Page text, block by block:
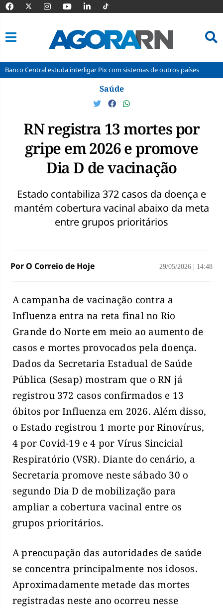
estuda interligar Pix com sistemas de outros países Corinthians
Saúde
RN registra 13 mortes por
gripe em 2026 e promove
Dia D de vacinação
Estado contabiliza 372 casos da doença e
mantém cobertura vacinal abaixo da meta
entre grupos prioritários
Por O Correio de Hoje 29/05/2026 14:48
A campanha de vacinação contra a
Influenza entra na reta final no Rio
Grande do Norte em meio ao aumento de
casos e mortes provocados pela doença.
Dados da Secretaria Estadual de Saúde
Pública (Sesap) mostram que o RN já
registrou 372 casos confirmados e 13
óbitos por Influenza em 2026. Além disso,
o Estado registrou 1 morte por Rinovírus,
4 por Covid-19 e 4 por Vírus Sincicial
Respiratório (VSR). Diante do cenário, a
Secretaria promove neste sábado 30 o
segundo Dia D de mobilização para
ampliar a cobertura vacinal entre os
grupos prioritários.
A preocupação das autoridades de saúde
se concentra principalmente nos idosos.
Aproximadamente metade das mortes
registradas neste ano ocorreu nesse